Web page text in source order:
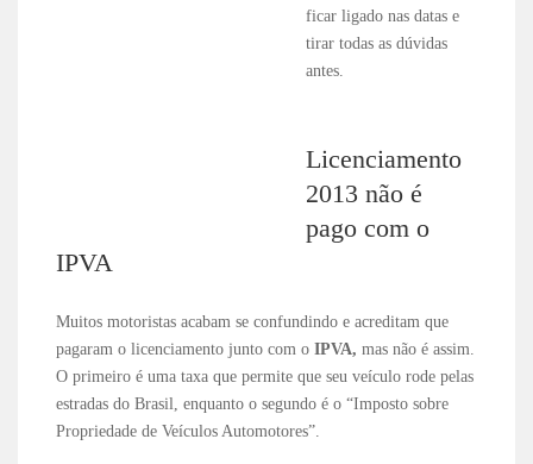
ficar ligado nas datas e
tirar todas as dúvidas
antes.
Licenciamento
2013 não é
pago com o
IPVA
Muitos motoristas acabam se confundindo e acreditam que
pagaram o licenciamento junto com oIPVA, mas não é assim.
O primeiro é uma taxa que permite que seu veículo rode pelas
estradas do Brasil, enquanto o segundo é o “Imposto sobre
Propriedade de Veículos Automotores”.